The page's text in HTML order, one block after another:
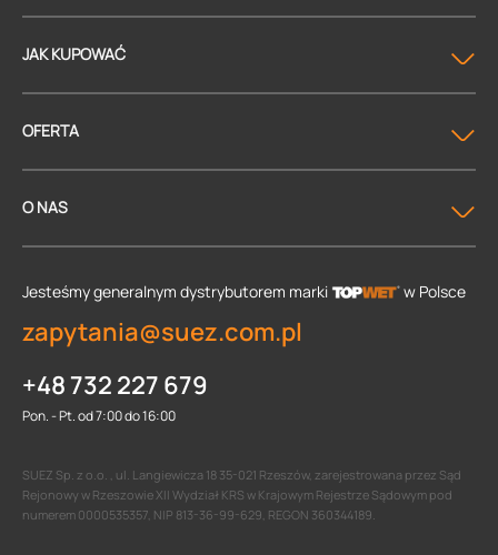
JAK KUPOWAĆ
OFERTA
O NAS
Jesteśmy generalnym dystrybutorem marki w Polsce
zapytania@suez.com.pl
+48 732 227 679
Pon. - Pt. od 7:00 do 16:00
SUEZ Sp. z o.o. , ul. Langiewicza 18 35-021 Rzeszów, zarejestrowana przez Sąd
Rejonowy w Rzeszowie XII Wydział KRS w Krajowym Rejestrze Sądowym pod
numerem 0000535357, NIP 813-36-99-629, REGON 360344189.